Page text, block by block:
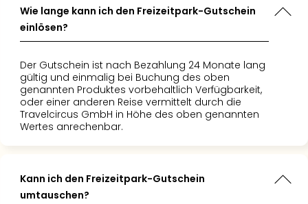
Wie lange kann ich den Freizeitpark-Gutschein
einlösen?
Der Gutschein ist nach Bezahlung 24 Monate lang
gültig und einmalig bei Buchung des oben
genannten Produktes vorbehaltlich Verfügbarkeit,
oder einer anderen Reise vermittelt durch die
Travelcircus GmbH in Höhe des oben genannten
Wertes anrechenbar.
Kann ich den Freizeitpark-Gutschein
umtauschen?